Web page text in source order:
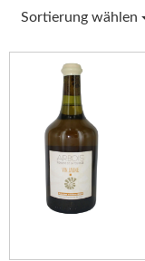
Sortierung wählen